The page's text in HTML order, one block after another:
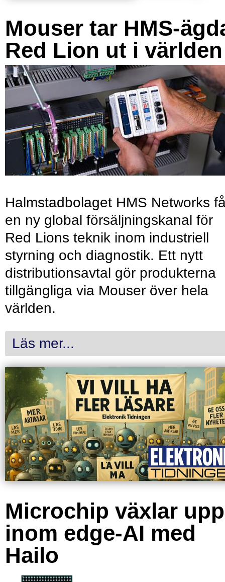
Mouser tar HMS-
Red Lion ut i världen
Halmstadbolaget HMS Networks
en ny global försäljningskanal för
Red Lions teknik inom industriell
styrning och diagnostik. Ett nytt
distributionsavtal gör produkterna
tillgängliga via Mouser över hela
världen.
Läs mer...
Microchip växlar upp
inom edge-AI med
Hailo